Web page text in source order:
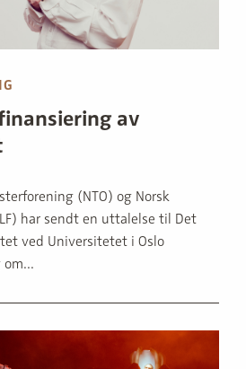
av
(NTO) og Norsk
har sendt en uttalelse til Det
ved Universitetet i Oslo